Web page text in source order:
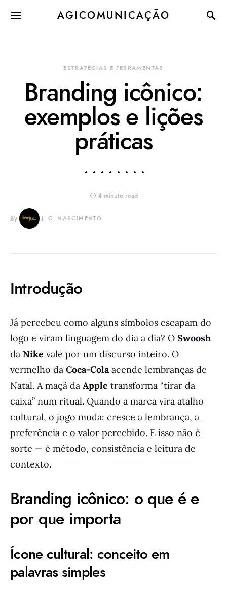
AGICOMUNICAÇÃO
ESTRATÉGIAS E FERRAMENTAS
Branding icônico:
exemplos e lições
práticas
4 minute read
By J. C. NASCIMENTO
Introdução
Já percebeu como alguns símbolos escapam do
logo e viram linguagem do dia a dia? O Swoosh
da Nike vale por um discurso inteiro. O
vermelho da Coca-Colaacende lembranças de
Natal. A maçã da Apple transforma “tirar da
caixa” num ritual. Quando a marca vira atalho
cultural, o jogo muda: cresce a lembrança, a
preferência e o valor percebido. E isso não é
sorte — é método, consistência e leitura de
contexto.
Branding icônico: o que é e
por que importa
Ícone cultural: conceito em
palavras simples